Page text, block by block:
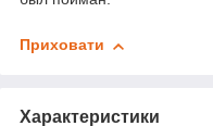
Приховати
Характеристики